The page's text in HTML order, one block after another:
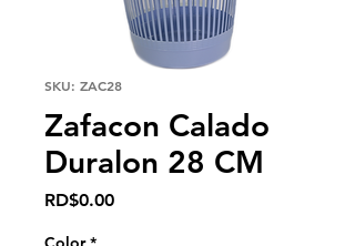
SKU: ZAC28
Zafacon Calado
Duralon 28 CM
RD$0.00Precio